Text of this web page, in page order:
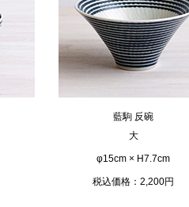
藍駒 反碗
大
φ15cm × H7.7cm
税込価格：2,200円